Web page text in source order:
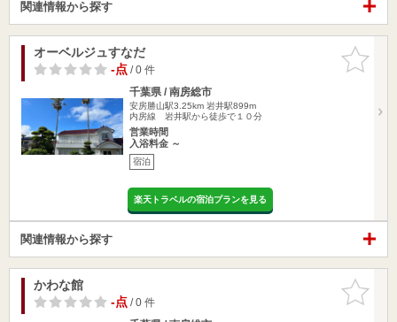
関連情報から探す
お気に入
りに追加
オーベルジュすなだ
-点/ 0 件
千葉県 / 南房総市
安房勝山駅3.25km 岩井駅899m
内房線 岩井駅から徒歩で１０分
営業時間
入浴料金 ～
宿泊
楽天トラベルの宿泊プランを見る
関連情報から探す
お気に入
りに追加
かわな館
-点/ 0 件